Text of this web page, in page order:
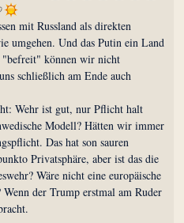
mit Russland als direkten
umgehen. Und das Putin ein Land
"befreit" können wir nicht
schließlich am Ende auch
Wehr ist gut, nur Pflicht halt
Modell? Hätten wir immer
Das hat son sauren
Privatsphäre, aber ist das die
Wäre nicht eine europäische
der Trump erstmal am Ruder